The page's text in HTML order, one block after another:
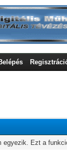
egyezik. Ezt a